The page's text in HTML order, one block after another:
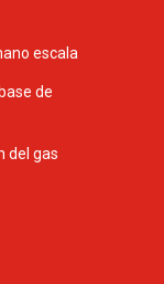
escala
de
del gas